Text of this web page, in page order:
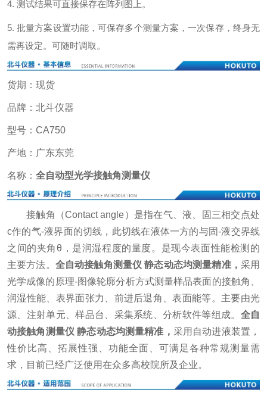
4. 测试结果可直接保存在阵列图上。
5. 批量方案设置功能，可保存多个测量方案，一次保存，终身无
需再设定。可随时调取。
货期：现货
品牌：北斗仪器
型号：CA750
产地：广东东莞
名称： 全自动型光学接触角测量仪
接触角（Contact angle）是指在气、液、固三相交点处
c作的气-液界面的切线，此切线在液体一方的与固-液交界线
之间的夹角θ，是润湿程度的量度。是现今表面性能检测的
主要方法。 全自动接触角测量仪 静态动态均测量精准， 采用
光学成像的原理-图像轮廓分析方式测量样品表面的接触角、
润湿性能、表界面张力、前进后退角、表面能等。主要由光
源、注射单元、样品台、采集系统、分析软件等组成。 全自
动接触角测量仪 静态动态均测量精准 ， 采用自动进液装置，
性价比高、拓展性强、功能全面、可满足各种常规测量需
求，目前已经广泛使用在众多高校院所及企业。